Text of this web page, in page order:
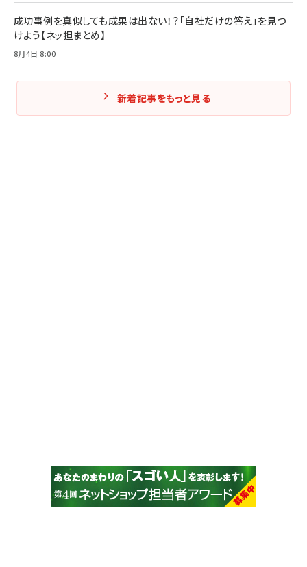
成功事例を真似しても成果は出ない！？「自社だけの答え」を見つ
けよう【ネッ担まとめ】
8月4日 8:00
新着記事をもっと見る